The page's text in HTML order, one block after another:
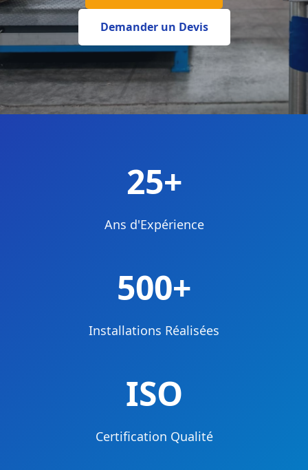
Demander un Devis
25+
Ans d'Expérience
500+
Installations Réalisées
ISO
Certification Qualité